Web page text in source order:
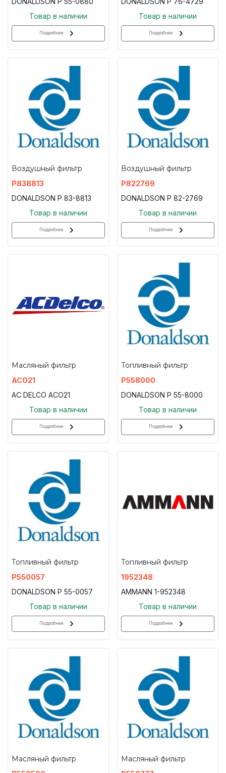
Товар в наличии
Подробнее
Товар в наличии
Подробнее
Воздушный фильтр
P838813
DONALDSON P 83-8813
Товар в наличии
Подробнее
Воздушный фильтр
P822769
DONALDSON P 82-2769
Товар в наличии
Подробнее
Масляный фильтр
ACO21
AC DELCO ACO21
Товар в наличии
Подробнее
Топливный фильтр
P558000
DONALDSON P 55-8000
Товар в наличии
Подробнее
Топливный фильтр
P550057
DONALDSON P 55-0057
Товар в наличии
Подробнее
Топливный фильтр
1952348
AMMANN 1-952348
Товар в наличии
Подробнее
Масляный фильтр Масляный фильтр